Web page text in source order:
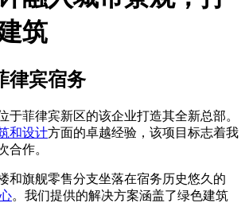
筑
律宾宿务
于菲律宾新区的该企业打造其全新总部。
和设计方面的卓越经验，该项目标志着我
合作。
和旗舰零售分支坐落在宿务历史悠久的
。我们提供的解决方案涵盖了绿色建筑